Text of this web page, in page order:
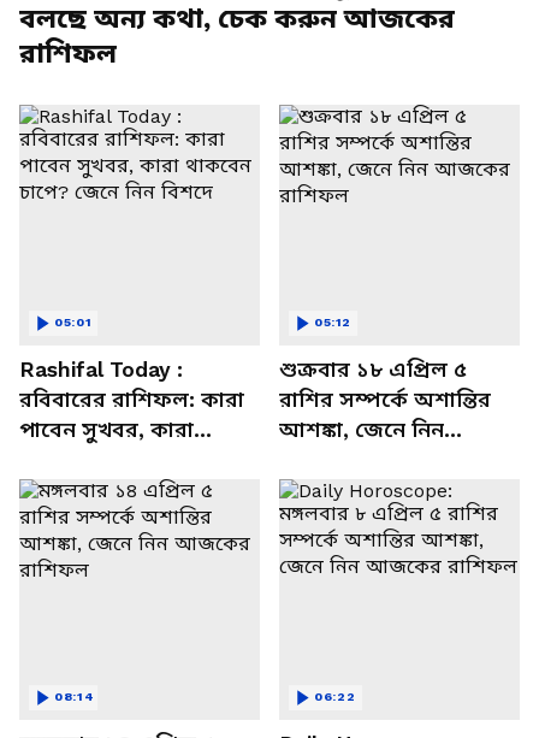
বলছে অন্য কথা, চেক করুন আজকের
রাশিফল
Rashifal Today :
রবিবারের রাশিফল: কারা
পাবেন সুখবর, কারা
বিশদে
05:01
শুক্রবার ১৮ এপ্রিল ৫
রাশির সম্পর্কে অশান্তির
আশঙ্কা, জেনে নিন
05:12
08:14 06:22